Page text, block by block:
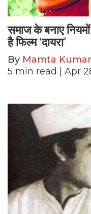
समाज के बनाए
है फिल्म ‘दायरा’
By Mamta
5 min read | Apr